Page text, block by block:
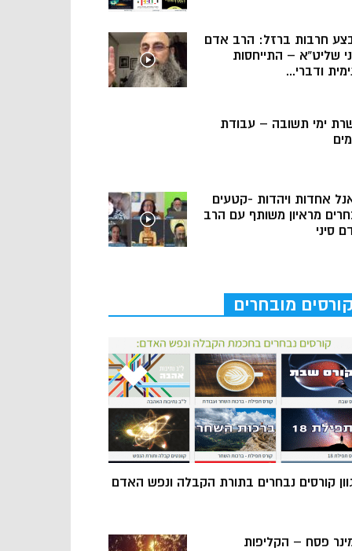
חרבות ברזל: הרב אדם
שליט”א – התייחסות
ודברי...
ימי תשובה – עבודת
אחדות ויהדות -קטעים
מראיון משותף עם הרב
סיני
קורסים מובחרים
קורסים נבחרים בתורת הקבלה ונפש האדם
פסח – הקליפות